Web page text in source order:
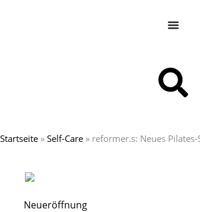
Startseite » Self-Care » reformer.s: Neues
Neueröffnung